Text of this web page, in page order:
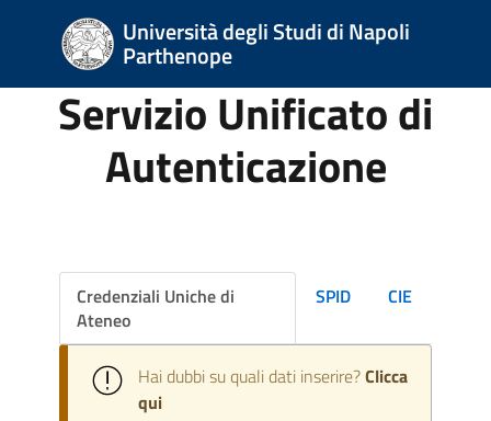
Università degli Studi di Napoli
Parthenope
Servizio Unificato di
Autenticazione
Credenziali Uniche di
Ateneo
SPID CIE
Hai dubbi su quali dati inserire?Clicca
qui